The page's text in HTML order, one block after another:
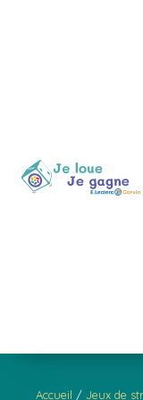
Accueil /Jeux de